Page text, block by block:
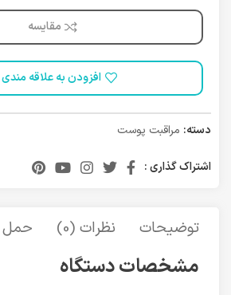
مقایسه
افزودن به علاقه
دسته: مراقبت پوست
اشتراک گذاری :
توضیحات نظرات (0) حمل
مشخصات دستگاه